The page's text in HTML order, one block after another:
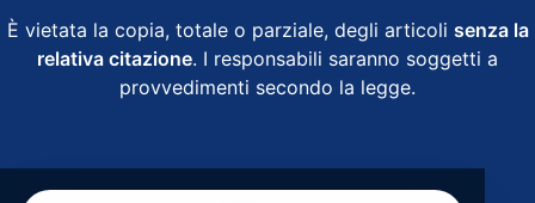
È vietata la copia, totale o parziale, degli articoli senza la
relativa citazione. I responsabili saranno soggetti a
provvedimenti secondo la legge.